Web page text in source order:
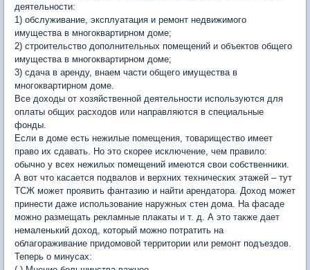
деятельности:
1) обслуживание, эксплуатация и ремонт недвижимого
имущества в многоквартирном доме;
2) строительство дополнительных помещений и объектов общего
имущества в многоквартирном доме;
3) сдача в аренду, внаем части общего имущества в
многоквартирном доме.
Все доходы от хозяйственной деятельности используются для
оплаты общих расходов или направляются в специальные
фонды.
Если в доме есть нежилые помещения, товарищество имеет
право их сдавать. Но это скорее исключение, чем правило:
обычно у всех нежилых помещений имеются свои собственники.
А вот что касается подвалов и верхних технических этажей – тут
ТСЖ может проявить фантазию и найти арендатора. Доход может
принести даже использование наружных стен дома. На фасаде
можно размещать рекламные плакаты и т. д. А это также дает
немаленький доход, который можно потратить на
облагораживание придомовой территории или ремонт подъездов.
Теперь о минусах: